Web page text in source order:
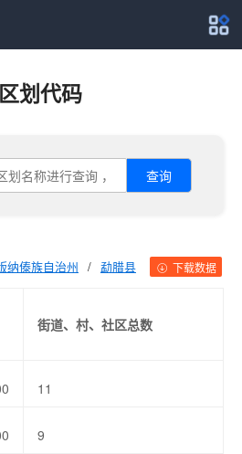
划代码
查询
纳傣族自治州 / 勐腊县 下载数据
街道、村、社区总数
11
9